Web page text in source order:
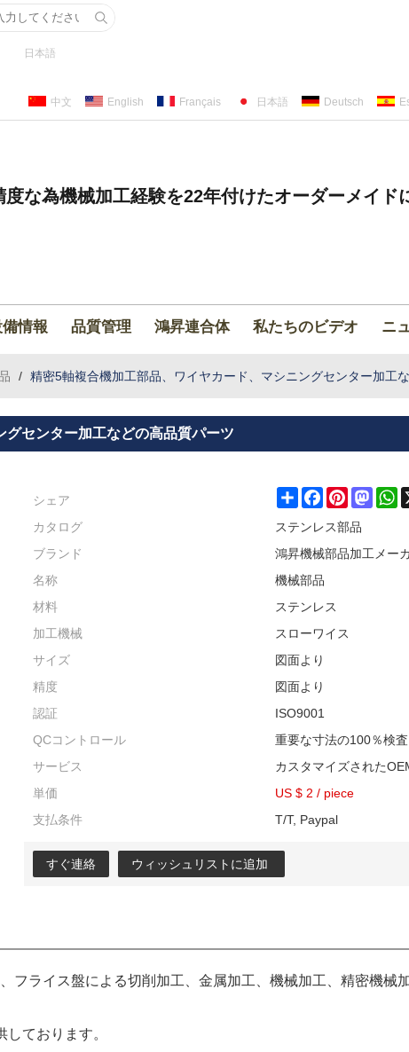
日本語
中文 English Français 日本語 Deutsch
度な為機械加工経験を22年付けたオーダーメイド
情報 品質管理 鴻昇連合体 私たちのビデオ ニ
/ 精密5軸複合機加工部品、ワイヤカード、マシニングセンター加工
センター加工などの高品質パーツ
シェア ShareFacebookPinterest
カタログ
ステンレス部品
ブランド
鴻昇機械部品加工メー
名称
機械部品
材料
ステンレス
加工機械
スローワイス
サイズ
図面より
精度
図面より
認証
ISO9001
QCコントロール
重要な寸法の100％検査
サービス
カスタマイズされた
単価
US $ 2 / piece
支払条件
T/T, Paypal
すぐ連絡 ウィッシュリストに追加
フライス盤による切削加工、金属加工、機械加工、精密機械
ております。